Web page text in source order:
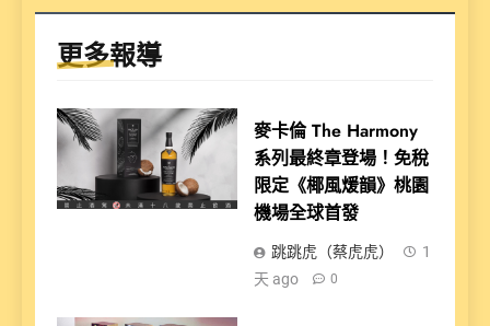
更多報導
麥卡倫 The Harmony
系列最終章登場！免稅
限定《椰風煖韻》桃園
機場全球首發
跳跳虎（蔡虎虎）
1
天 ago
0